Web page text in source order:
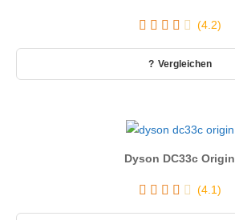
(4.2)
Vergleichen
Dyson DC33c Origin
(4.1)